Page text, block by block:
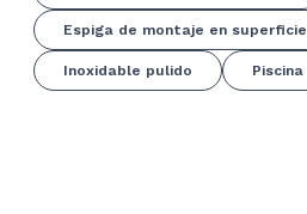
Espiga de montaje en superficie
Inoxidable pulido Piscina